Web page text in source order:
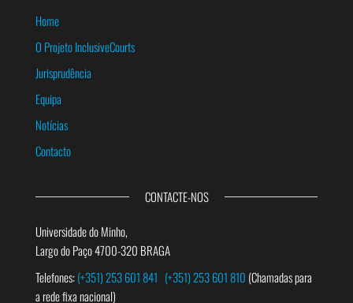
Home
O Projeto InclusiveCourts
Jurisprudência
Equipa
Notícias
Contacto
CONTACTE-NOS
Universidade do Minho,
Largo do Paço 4700-320 BRAGA
Telefones:(+351) 253 601 841 (+351) 253 601 810 (Chamadas para
a rede fixa nacional)